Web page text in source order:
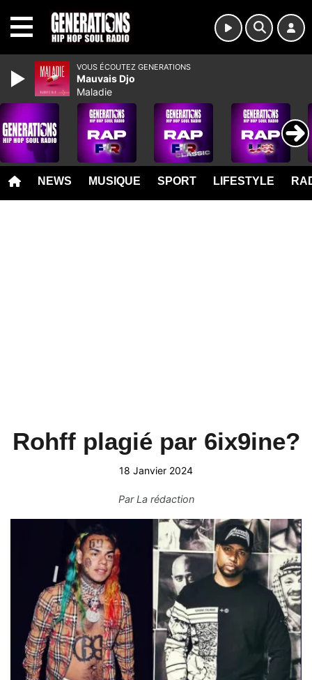
NEWS MUSIQUE SPORT LIFESTYLE
Rohff plagié par 6ix9ine?
18 Janvier 2024
ParLa rédaction
VOUS ÉCOUTEZ GENERATIONS
Mauvais Djo
Maladie